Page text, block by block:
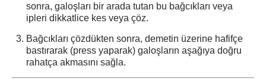
sonra, galoşları bir arada tutan bu bağcıkları veya
ipleri dikkatlice kes veya çöz.
Bağcıkları çözdükten sonra, demetin üzerine hafifçe
bastırarak (press yaparak) galoşların aşağıya doğru
rahatça akmasını sağla.